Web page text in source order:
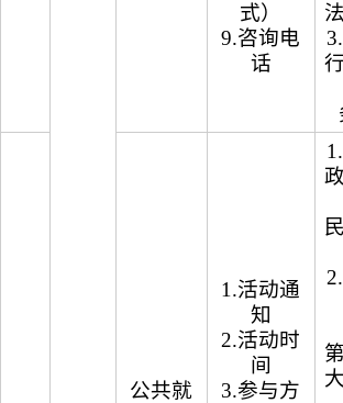
式）
9.咨询电
话
公共就
1.活动通
知
2.活动时
间
3.参与方